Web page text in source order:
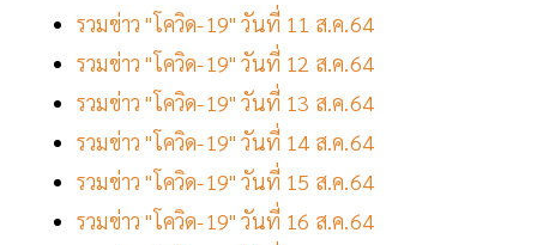
รวมข่าว "โควิด-19" วันที่ 11 ส.ค.64
รวมข่าว "โควิด-19" วันที่ 12 ส.ค.64
รวมข่าว "โควิด-19" วันที่ 13 ส.ค.64
รวมข่าว "โควิด-19" วันที่ 14 ส.ค.64
รวมข่าว "โควิด-19" วันที่ 15 ส.ค.64
รวมข่าว "โควิด-19" วันที่ 16 ส.ค.64